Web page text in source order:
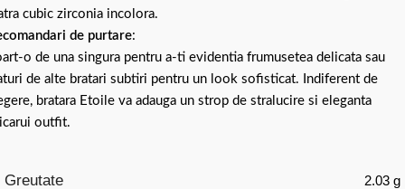
cubic zirconia incolora.
de purtare:
o de una singura pentru a-ti evidentia frumusetea delicata sau
de alte bratari subtiri pentru un look sofisticat. Indiferent de
bratara Etoile va adauga un strop de stralucire si eleganta
outfit.
Greutate 2.03 g